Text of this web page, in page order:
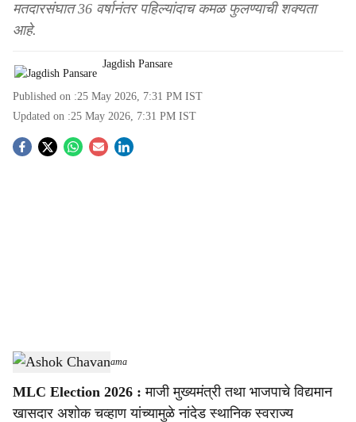
मतदारसंघात 36 वर्षानंतर पहिल्यांदाच कमळ फुलण्याची शक्यता
आहे.
Jagdish Pansare
Published on :25 May 2026, 7:31 PM IST
Updated on :25 May 2026, 7:31 PM IST
S
a
Ashok Chavan-Sarkarnama
MLC Election 2026 : माजी मुख्यमंत्री तथा भाजपाचे विद्यमान
खासदार अशोक चव्हाण यांच्यामुळे नांदेड स्थानिक स्वराज्य